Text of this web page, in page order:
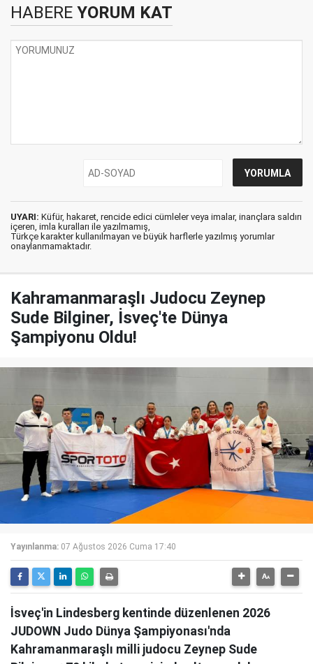
HABERE YORUM KAT
UYARI: Küfür, hakaret, rencide edici cümleler veya imalar, inançlara saldırı
içeren, imla kuralları ile yazılmamış,
Türkçe karakter kullanılmayan ve büyük harflerle yazılmış yorumlar
onaylanmamaktadır.
Kahramanmaraşlı Judocu Zeynep
Sude Bilginer, İsveç'te Dünya
Şampiyonu Oldu!
Yayınlanma: 07 Ağustos 2026 Cuma 17:40
İsveç'in Lindesberg kentinde düzenlenen 2026
JUDOWN Judo Dünya Şampiyonası'nda
Kahramanmaraşlı milli judocu Zeynep Sude